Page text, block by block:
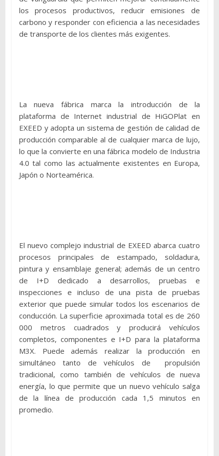
los procesos productivos, reducir emisiones de
carbono y responder con eficiencia a las necesidades
de transporte de los clientes más exigentes.
La nueva fábrica marca la introducción de la
plataforma de Internet industrial de HiGOPlat en
EXEED y adopta un sistema de gestión de calidad de
producción comparable al de cualquier marca de lujo,
lo que la convierte en una fábrica modelo de Industria
4.0 tal como las actualmente existentes en Europa,
Japón o Norteamérica.
El nuevo complejo industrial de EXEED abarca cuatro
procesos principales de estampado, soldadura,
pintura y ensamblaje general; además de un centro
de I+D dedicado a desarrollos, pruebas e
inspecciones e incluso de una pista de pruebas
exterior que puede simular todos los escenarios de
conducción. La superficie aproximada total es de 260
000 metros cuadrados y producirá vehículos
completos, componentes e I+D para la plataforma
M3X. Puede además realizar la producción en
simultáneo tanto de vehículos de propulsión
tradicional, como también de vehículos de nueva
energía, lo que permite que un nuevo vehículo salga
de la línea de producción cada 1,5 minutos en
promedio.